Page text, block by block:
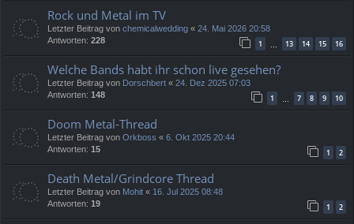
Rock und Metal im TV
Letzter Beitrag von chemicalwedding « 24. Mai 2026 20:58
Antworten: 228 1 … 13 14 15 16
Welche Bands habt ihr schon live gesehen?
Letzter Beitrag von Dorschbert « 24. Dez 2025 07:03
Antworten: 148 1 … 7 8 9 10
Doom Metal-Thread
Letzter Beitrag von Orkboss « 6. Okt 2025 20:44
Antworten: 15 1 2
Death Metal/Grindcore Thread
Letzter Beitrag von Mohit « 16. Jul 2025 08:48
Antworten: 19 1 2